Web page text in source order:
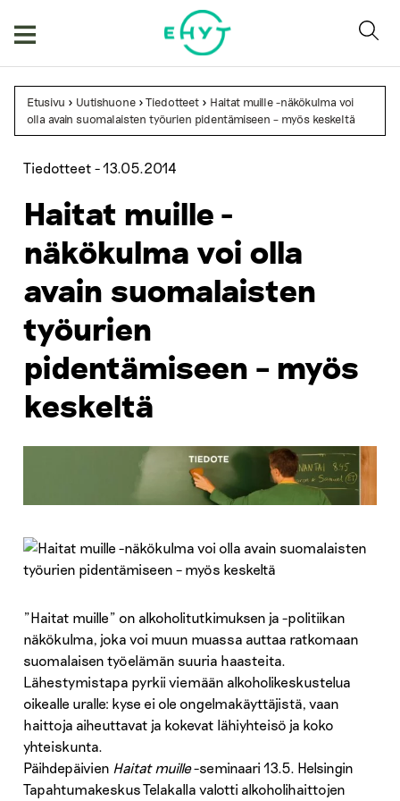
Etusivu > Uutishuone >Tiedotteet > Haitat muille -näkökulma voi
olla avain suomalaisten työurien pidentämiseen – myös keskeltä
Tiedotteet -13.05.2014
Haitat muille -
näkökulma voi olla
avain suomalaisten
työurien
pidentämiseen – myös
keskeltä
”Haitat muille” on alkoholitutkimuksen ja -politiikan
näkökulma, joka voi muun muassa auttaa ratkomaan
suomalaisen työelämän suuria haasteita.
Lähestymistapa pyrkii viemään alkoholikeskustelua
oikealle uralle: kyse ei ole ongelmakäyttäjistä, vaan
haittoja aiheuttavat ja kokevat lähiyhteisö ja koko
yhteiskunta.
Päihdepäivien Haitat muille-seminaari 13.5. Helsingin
Tapahtumakeskus Telakalla valotti alkoholihaittojen